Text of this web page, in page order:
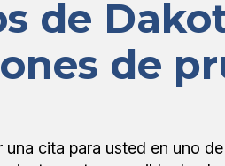
de
de
una cita para usted en uno